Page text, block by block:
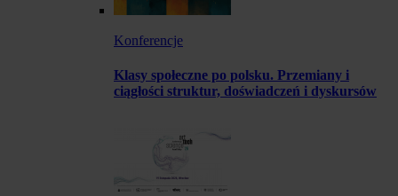
Konferencje
Klasy społeczne po polsku. Przemiany i
ciągłości struktur, doświadczeń i dyskursów